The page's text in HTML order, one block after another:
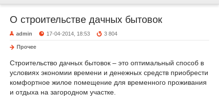
О строительстве дачных бытовок
admin 17-04-2014, 18:53 3 804
Прочее
Строительство дачных бытовок – это оптимальный способ в
условиях экономии времени и денежных средств приобрести
комфортное жилое помещение для временного проживания
и отдыха на загородном участке.